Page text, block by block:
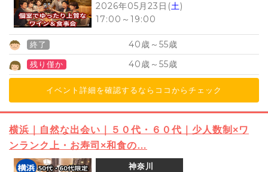
2026年05月23日(土)
17:00 ～ 19:00
終了 40歳～ 55歳
残り僅か 40歳～ 55歳
イベント詳細を確認するならココからチェック
横浜｜自然な出会い｜５０代・６０代｜少人数制×ワ
ンランク上・お寿司×和食の…
神奈川